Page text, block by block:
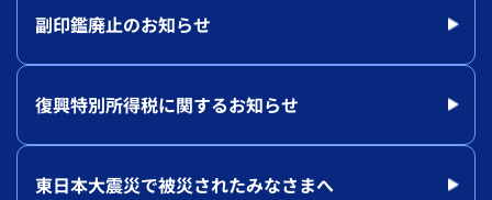
副印鑑廃止のお知らせ
復興特別所得税に関するお知らせ
東日本大震災で被災されたみなさまへ